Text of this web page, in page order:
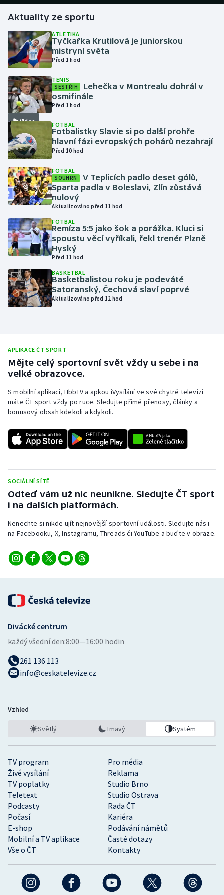
Gymnastika
Házená
Jezdectví
Judo
Krasobruslení
Lezení
Moderní pětiboj
Olympijské hry
Parasport
Plavání
Plážový volejbal
Short track
Sportovní střelba
Triatlon
Veslování
Vodní slalom
Volejbal
Aktuality ze sportu
ATLETIKA
Tyčkařka Krutilová je juniorskou
mistryní světa
Před 1 hod
Video
TENIS
SESTŘIH
Lehečka v Montrealu dohrál v
osmifinále
Před 1 hod
FOTBAL
Fotbalistky Slavie si po další prohře
hlavní fázi evropských pohárů nezahrají
Před 10 hod
FOTBAL
SOUHRN
V Teplicích padlo deset gólů,
Sparta padla v Boleslavi, Zlín zůstává
nulový
Aktualizováno před 11 hod
FOTBAL
Remíza 5:5 jako šok a porážka. Kluci si
spoustu věcí vyříkali, řekl trenér Plzně
Hyský
Před 11 hod
BASKETBAL
Basketbalistou roku je podeváté
Satoranský, Čechová slaví poprvé
Aktualizováno před 12 hod
APLIKACE ČT SPORT
Mějte celý sportovní svět vždy u sebe i na
velké obrazovce.
S mobilní aplikací, HbbTV a apkou iVysílání ve své chytré televizi
máte ČT sport vždy po ruce. Sledujte přímé přenosy, články a
bonusový obsah kdekoli a kdykoli.
SOCIÁLNÍ SÍTĚ
Odteď vám už nic neunikne. Sledujte ČT sport
i na dalších platformách.
Nenechte si nikde ujít nejnovější sportovní události. Sledujte nás i
na Facebooku, X, Instagramu, Threads či YouTube a buďte v obraze.
TV program
Pro média
Živé vysílání
Reklama
TV poplatky
Studio Brno
Teletext
Studio Ostrava
Podcasty
Rada ČT
Počasí
Kariéra
E-shop
Podávání námětů
Mobilní a TV aplikace
Časté dotazy
Vše o ČT
Kontakty
Divácké centrum
každý všední den:8:00—16:00 hodin
261 136 113
info@ceskatelevize.cz
Vzhled
Světlý Tmavý Systém